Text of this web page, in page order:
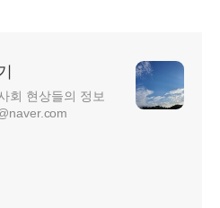
회 현상들의 정보